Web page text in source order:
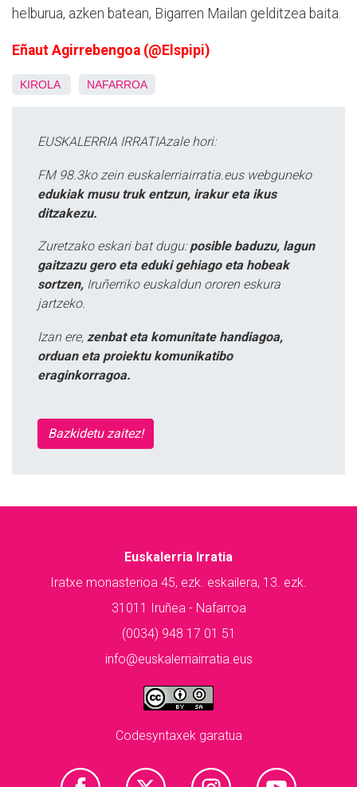
helburua, azken batean, Bigarren Mailan gelditzea baita.
Eñaut Agirrebengoa (@Elspipi)
KIROLA NAFARROA
EUSKALERRIA IRRATIAzale hori:
FM 98.3ko zein euskalerriairratia.eus webguneko
edukiak musu truk entzun, irakur eta ikus
ditzakezu.
Zuretzako eskari bat dugu: posible baduzu, lagun
gaitzazu gero eta eduki gehiago eta hobeak
sortzen, Iruñerriko euskaldun ororen eskura
jartzeko.
Izan ere, zenbat eta komunitate handiagoa,
orduan eta proiektu komunikatibo
eraginkorragoa.
Bazkidetu zaitez!
Euskalerria Irratia
Iratxe monasterioa 45, ezk. eskailera, 13. ezk.
31011 Iruñea - Nafarroa
(0034) 948 17 01 51
info@euskalerriairratia.eus
Codesyntaxek garatua